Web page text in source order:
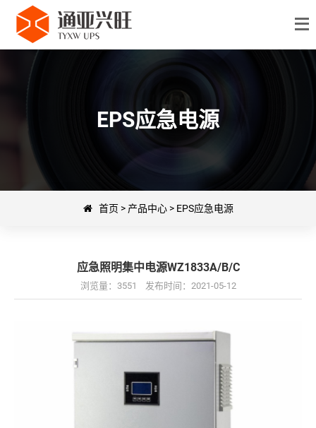
EPS应急电源
首页 > 产品中心> EPS应急电源
应急照明集中电源WZ1833A/B/C
浏览量：3551 发布时间：2021-05-12